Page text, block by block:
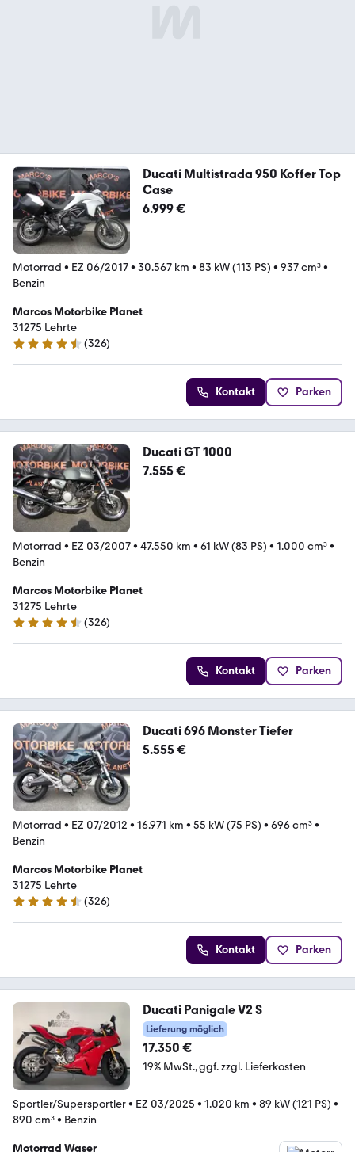
Ducati Multistrada 950 Koffer Top
Case
6.999 €
Motorrad • EZ 06/2017• 30.567 km • 83 kW (113 PS) • 937 cm³•
Benzin
Marcos Motorbike Planet
31275 Lehrte
4.7 Sterne
(326)
Kontakt Parken
Ducati GT 1000
7.555 €
Motorrad • EZ 03/2007• 47.550 km • 61 kW (83 PS) • 1.000 cm³•
Benzin
Marcos Motorbike Planet
31275 Lehrte
4.7 Sterne
(326)
Kontakt Parken
Ducati 696 Monster Tiefer
5.555 €
Motorrad • EZ 07/2012 • 16.971 km • 55 kW (75 PS) • 696 cm³•
Benzin
Marcos Motorbike Planet
31275 Lehrte
4.7 Sterne
(326)
Kontakt Parken
Ducati Panigale V2 S
Lieferung möglich
17.350 €
19% MwSt. ggf. zzgl. Lieferkosten
Sportler/Supersportler• EZ 03/2025 • 1.020 km • 89 kW (121 PS) •
890 cm³• Benzin
Motorrad Waser